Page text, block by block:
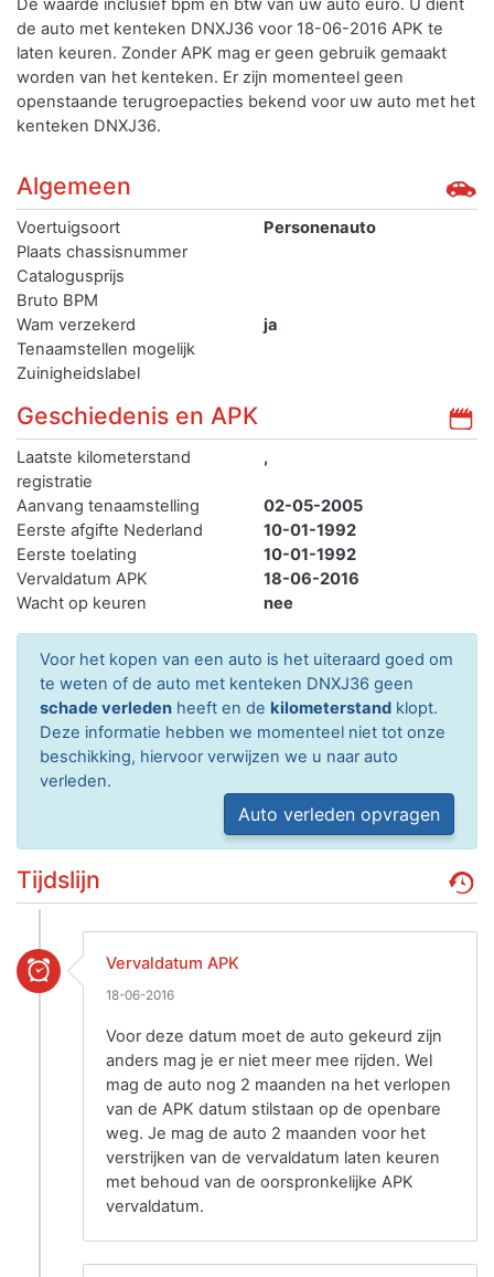
De waarde inclusief bpm en btw van uw auto euro. U dient
de auto met kenteken DNXJ36 voor 18-06-2016 APK te
laten keuren. Zonder APK mag er geen gebruik gemaakt
worden van het kenteken. Er zijn momenteel geen
openstaande terugroepacties bekend voor uw auto met het
kenteken DNXJ36.
Algemeen
Voertuigsoort
Personenauto
Plaats chassisnummer
Catalogusprijs
Bruto BPM
Wam verzekerd
ja
Tenaamstellen mogelijk
Zuinigheidslabel
Geschiedenis en APK
Laatste kilometerstand
registratie
,
Aanvang tenaamstelling
02-05-2005
Eerste afgifte Nederland
10-01-1992
Eerste toelating
10-01-1992
Vervaldatum APK
18-06-2016
Wacht op keuren
nee
Voor het kopen van een auto is het uiteraard goed om
te weten of de auto met kenteken DNXJ36 geen
schade verleden heeft en de kilometerstand klopt.
Deze informatie hebben we momenteel niet tot onze
beschikking, hiervoor verwijzen we u naar auto
verleden.
Auto verleden opvragen
Tijdslijn
Vervaldatum APK
18-06-2016
Voor deze datum moet de auto gekeurd zijn
anders mag je er niet meer mee rijden. Wel
mag de auto nog 2 maanden na het verlopen
van de APK datum stilstaan op de openbare
weg. Je mag de auto 2 maanden voor het
verstrijken van de vervaldatum laten keuren
met behoud van de oorspronkelijke APK
vervaldatum.